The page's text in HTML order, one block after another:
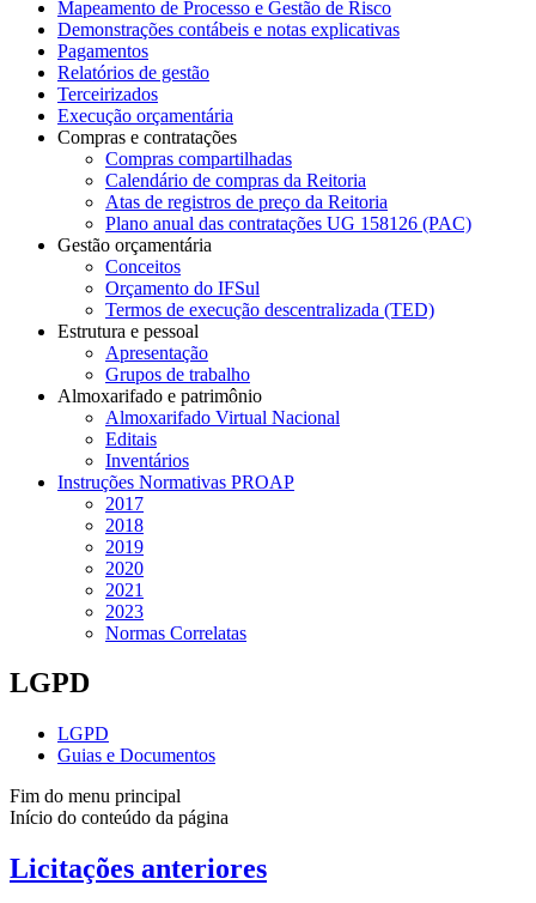
Mapeamento de Processo e Gestão de Risco
Demonstrações contábeis e notas explicativas
Pagamentos
Relatórios de gestão
Terceirizados
Execução orçamentária
Compras e contratações
Compras compartilhadas
Calendário de compras da Reitoria
Atas de registros de preço da Reitoria
Plano anual das contratações UG 158126 (PAC)
Gestão orçamentária
Conceitos
Orçamento do IFSul
Termos de execução descentralizada (TED)
Estrutura e pessoal
Apresentação
Grupos de trabalho
Almoxarifado e patrimônio
Almoxarifado Virtual Nacional
Editais
Inventários
Instruções Normativas PROAP
2017
2018
2019
2020
2021
2023
Normas Correlatas
LGPD
LGPD
Guias e Documentos
Fim do menu principal
Início do conteúdo da página
Licitações anteriores